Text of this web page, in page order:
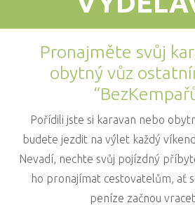
Pronajměte svůj
obytný vůz
Pořídili jste si karavan nebo
budete jezdit na výlet každý
Nevadí, nechte svůj pojízdný
ho pronajímat cestovatelům, ať
peníze začnou